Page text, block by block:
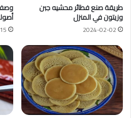
طريقة صنع فطائر محشيه جبن
وزيتون في المنزل
2024-02-02